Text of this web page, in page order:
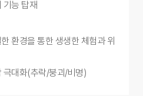
기능 탑재
환경을 통한 생생한 체험과 위
극대화(추락/붕괴/비명)